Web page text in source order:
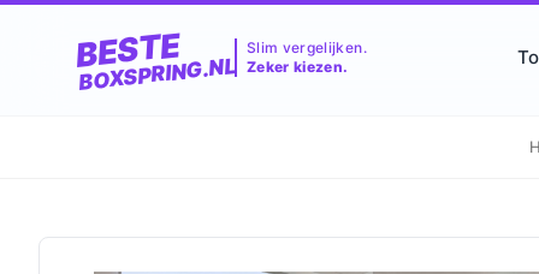
BESTE
BOXSPRING.NL
Slim vergelijken.
Zeker kiezen.